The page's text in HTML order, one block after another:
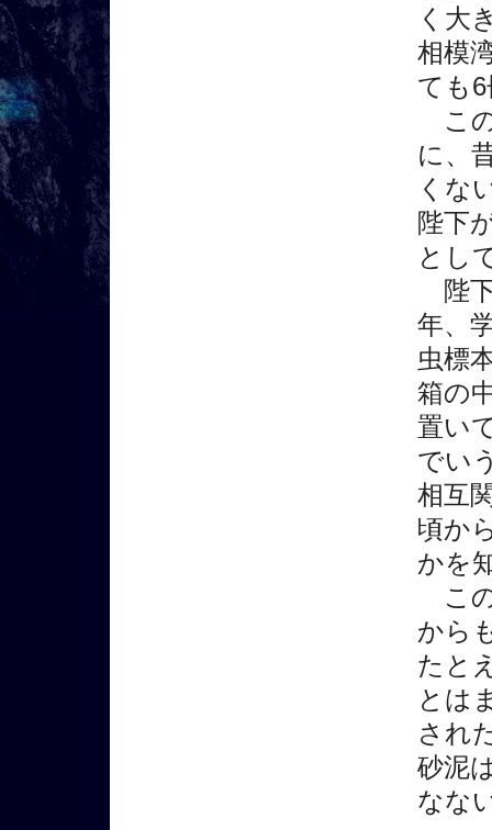
く大
相模
ても
こ
に、
くな
陛下
とし
陛
年、
虫標
箱の
置い
でい
相互
頃か
かを
こ
から
たと
とは
され
砂泥
なな